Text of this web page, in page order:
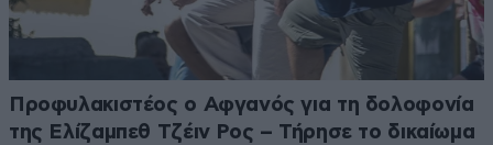
Προφυλακιστέος ο Αφγανός για τη δολοφονία
της Ελίζαμπεθ Τζέιν Ρος – Τήρησε το δικαίωμα